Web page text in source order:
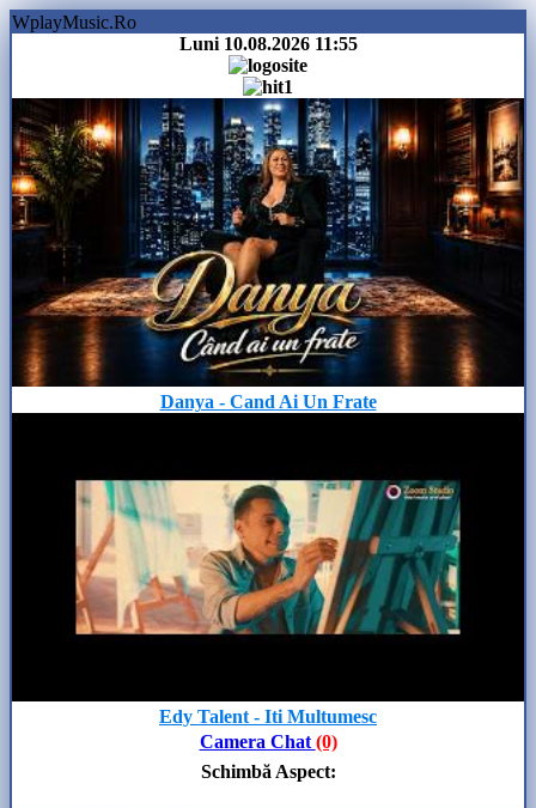
WplayMusic.Ro
Luni 10.08.2026 11:55
Danya - Cand Ai Un Frate
Edy Talent - Iti Multumesc
Camera Chat (0)
Schimbă Aspect: